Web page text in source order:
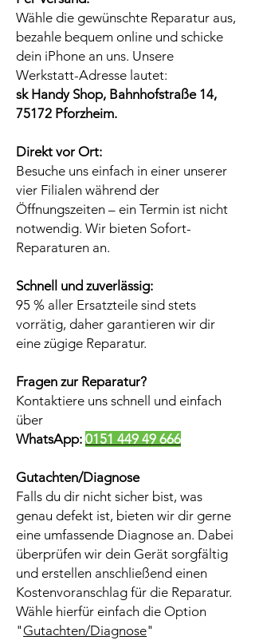
Wähle die gewünschte Reparatur aus,
bezahle bequem online und schicke
dein iPhone an uns. Unsere
Werkstatt-Adresse lautet:
sk Handy Shop, Bahnhofstraße 14,
75172 Pforzheim.
Direkt vor Ort:
Besuche uns einfach in einer unserer
vier Filialen während der
Öffnungszeiten – ein Termin ist nicht
notwendig. Wir bieten Sofort-
Reparaturen an.
Schnell und zuverlässig:
95 % aller Ersatzteile sind stets
vorrätig, daher garantieren wir dir
eine zügige Reparatur.
Fragen zur Reparatur?
Kontaktiere uns schnell und einfach
über
WhatsApp: 0151 449 49 666
Gutachten/Diagnose
Falls du dir nicht sicher bist, was
genau defekt ist, bieten wir dir gerne
eine umfassende Diagnose an. Dabei
überprüfen wir dein Gerät sorgfältig
und erstellen anschließend einen
Kostenvoranschlag für die Reparatur.
Wähle hierfür einfach die Option
"Gutachten/Diagnose"